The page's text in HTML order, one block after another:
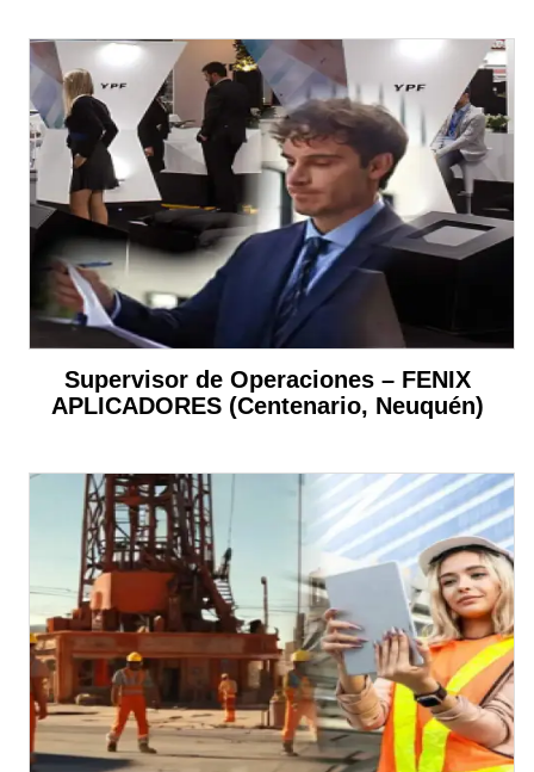
Supervisor de Operaciones – FENIX
APLICADORES (Centenario, Neuquén)